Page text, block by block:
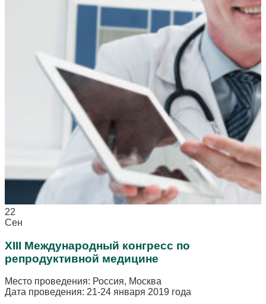
22
Сен
XIII Международный конгресс по
репродуктивной медицине
Место проведения: Россия, Москва
Дата проведения: 21-24 января 2019 года